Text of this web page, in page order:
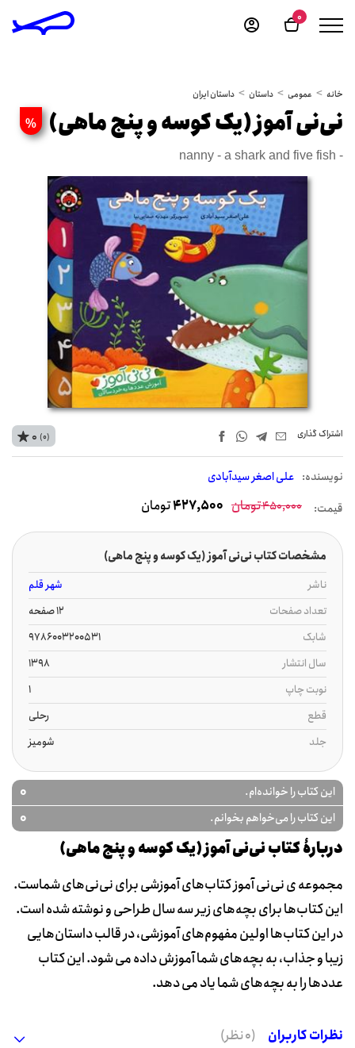
0
خانه عمومی داستان داستان ایران
% نی‌نی آموز (یک کوسه و پنج ماهی)
nanny - a shark and five fish -
اشتراک‌ گذاری
نويسنده: علی اصغر سیدآبادی
0 (0)
قیمت: 450,000تومان 427,500تومان
مشخصات کتاب نی‌نی آموز (یک کوسه و پنج ماهی)
ناشر
شهر قلم
تعداد صفحات
12 صفحه
شابک
9786003200531
سال انتشار
1398
نوبت چاپ
1
قطع
رحلی
جلد
شومیز
این کتاب را خوانده‌ام. 0
این کتاب را می‌خواهم بخوانم. 0
دربارۀ کتاب نی‌نی آموز (یک کوسه و پنج ماهی)
مجموعه‌ ی نی‌نی آموز کتاب‌های آموزشی برای نی‌نی‌های شماست.
این کتاب‌ها برای بچه‌های زیر سه سال طراحی و نوشته شده است.
در این کتاب‌ها اولین مفهوم‌های آموزشی، در قالب داستان‌هایی
زیبا و جذاب، به بچه‌های شما آموزش داده می شود. این کتاب
عدد‌ها را به بچه‌های شما یاد می دهد.
نظرات کاربران (0 نظر)